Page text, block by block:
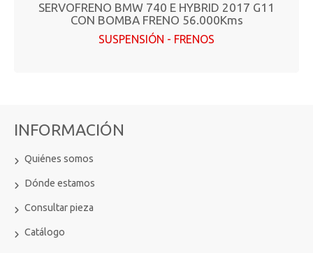
SERVOFRENO BMW 740 E HYBRID 2017 G11
CON BOMBA FRENO 56.000Kms
SUSPENSIÓN - FRENOS
INFORMACIÓN
Quiénes somos
Dónde estamos
Consultar pieza
Catálogo